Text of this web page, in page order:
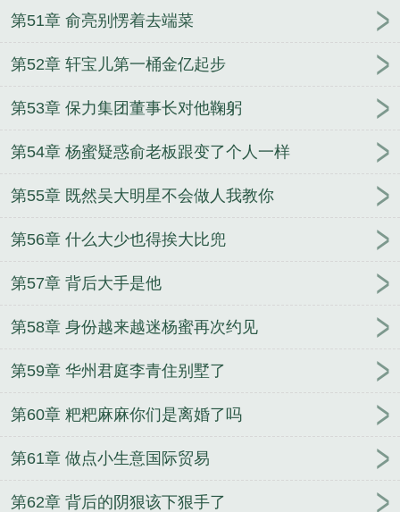
第51章 俞亮别愣着去端菜
第52章 轩宝儿第一桶金亿起步
第53章 保力集团董事长对他鞠躬
第54章 杨蜜疑惑俞老板跟变了个人一样
第55章 既然吴大明星不会做人我教你
第56章 什么大少也得挨大比兜
第57章 背后大手是他
第58章 身份越来越迷杨蜜再次约见
第59章 华州君庭李青住别墅了
第60章 粑粑麻麻你们是离婚了吗
第61章 做点小生意国际贸易
第62章 背后的阴狠该下狠手了